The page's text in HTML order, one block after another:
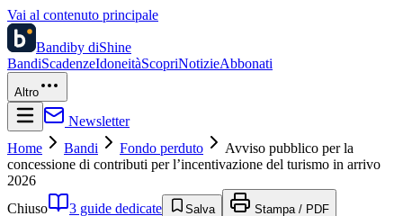
Vai al contenuto principale
Bandiby diShine
BandiScadenzeIdoneitàScopriNotizieAbbonati
Altro
Newsletter
Home
Bandi Fondo perduto
Avviso pubblico per la
concessione di contributi per l’incentivazione del turismo in arrivo
2026
Chiuso
3 guide dedicate Salva Stampa / PDF